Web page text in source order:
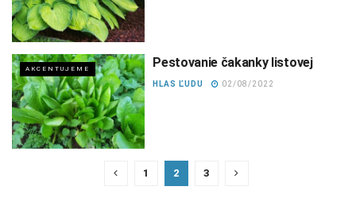
AKCENTUJEME Pestovanie čakanky listovej
HLAS ĽUDU 02/08/2022
1 2 3